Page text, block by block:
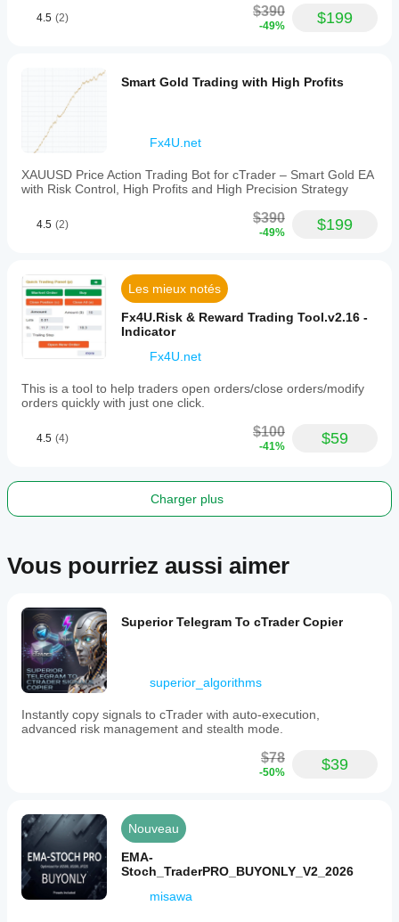
entering
panel
also
enables
between
orders
view
details.
This
tool
operates
in
both
trading
and
modes,
supporting
EURUSD,
and
XAUUSD
It
is
intended
to
streamline
risk
and
management
in
4.5 (2) $390
-49% $199
Smart Gold Trading with High Profits
Fx4U.net
XAUUSD Price Action Trading Bot for cTrader – Smart Gold EA
with Risk Control, High Profits and High Precision Strategy
4.5 (2) $390
-49% $199
Les mieux notés
Fx4U.Risk & Reward Trading Tool.v2.16 -
Indicator
Fx4U.net
This is a tool to help traders open orders/close orders/modify
orders quickly with just one click.
4.5 (4) $100
-41% $59
Charger plus
Vous pourriez aussi aimer
Superior Telegram To cTrader Copier
superior_algorithms
Instantly copy signals to cTrader with auto-execution,
advanced risk management and stealth mode.
$78
-50% $39
Nouveau
EMA-
Stoch_TraderPRO_BUYONLY_V2_2026
misawa